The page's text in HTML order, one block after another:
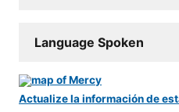
Language Spoken
Actualize la información de